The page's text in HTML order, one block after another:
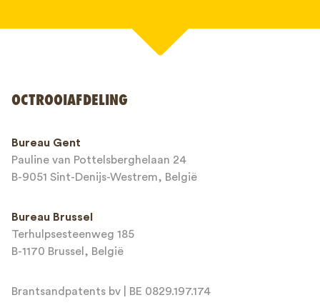
E-mailadres*
Bericht*
OCTROOIAFDELING
Bureau Gent
Pauline van Pottelsberghelaan 24
B-9051 Sint-Denijs-Westrem, België
Bureau Brussel
Terhulpsesteenweg 185
B-1170 Brussel, België
Brantsandpatents bv | BE 0829.197.174